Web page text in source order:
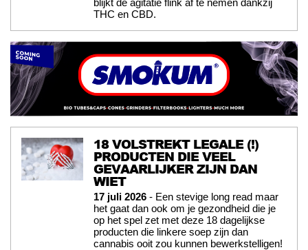
THC en CBD.
18 VOLSTREKT LEGALE (!)
PRODUCTEN DIE VEEL
GEVAARLIJKER ZIJN DAN
WIET
17 juli 2026 - Een stevige long read maar
het gaat dan ook om je gezondheid die je
op het spel zet met deze 18 dagelijkse
producten die linkere soep zijn dan
cannabis ooit zou kunnen bewerkstelligen!